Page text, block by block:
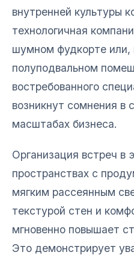
внутренней культуры
технологичная
шумном фудкорте или,
полуподвальном
востребованного
возникнут сомнения в
масштабах бизнеса.
Организация встреч в
пространствах с
мягким рассеянным
текстурой стен и
мгновенно повышает
Это демонстрирует